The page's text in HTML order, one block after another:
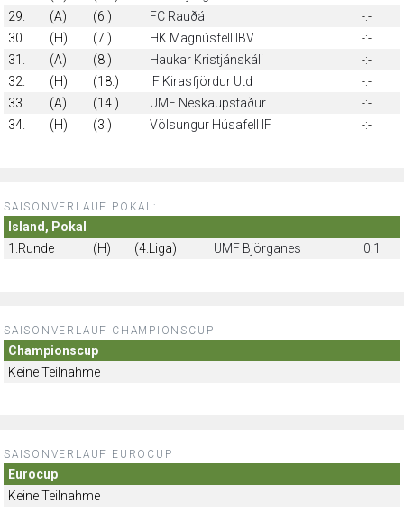
29.
(A) (6.) FC Rauðá
-:-
30.
(H) (7.) HK Magnúsfell IBV
-:-
31.
(A) (8.) Haukar Kristjánskáli
-:-
32.
(H) (18.) IF Kirasfjördur Utd
-:-
33.
(A) (14.) UMF Neskaupstaður
-:-
34.
(H) (3.) Völsungur Húsafell IF -:-
SAISONVERLAUF POKAL:
Island, Pokal
1.Runde
(H) (4.Liga) UMF Björganes 0:1
SAISONVERLAUF CHAMPIONSCUP
Championscup
Keine Teilnahme
SAISONVERLAUF EUROCUP
Eurocup
Keine Teilnahme